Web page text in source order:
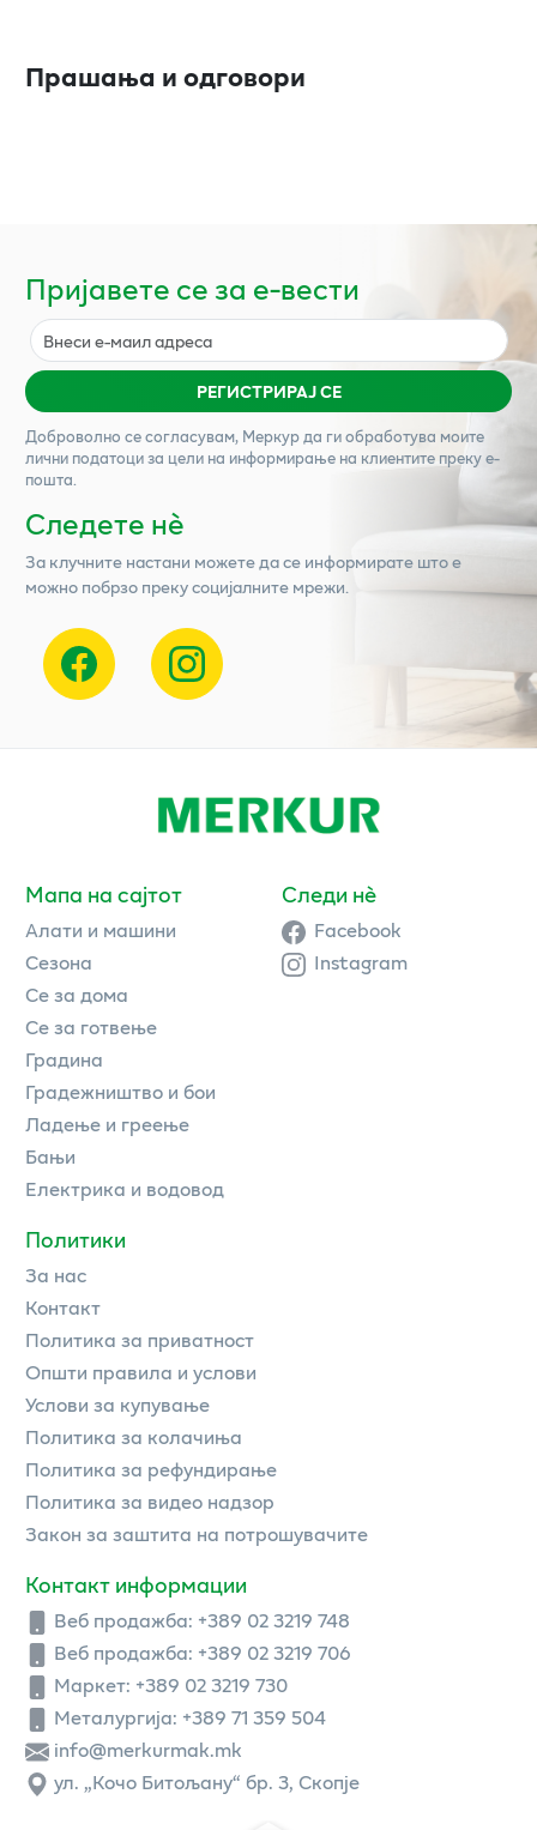
Прашања и одговори
Пријавете се за е-вести
РЕГИСТРИРАЈ СЕ
Доброволно се согласувам, Меркурда ги обработува моите
лични податоци за цели на информирање на клиентите преку е-
пошта.
Следете нѐ
За клучните настани можете да се информирате што е
можно побрзо преку социјалните мрежи.
Мапа на сајтот
Алати и машини
Сезона
Се за дома
Се за готвење
Градина
Градежништво и бои
Ладење и греење
Бањи
Електрика и водовод
Политики
За нас
Контакт
Политика за приватност
Општи правила и услови
Услови за купување
Политика за колачиња
Политика за рефундирање
Политика за видео надзор
Закон за заштита на потрошувачите
Контакт информации
Веб продажба: +389 02 3219 748
Веб продажба: +389 02 3219 706
Маркет: +389 02 3219 730
Металургија: +389 71 359 504
info@merkurmak.mk
ул. „Кочо Битољану“ бр. 3, Скопје
Следи нè
Facebook
Instagram